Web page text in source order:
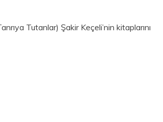
Tutanlar) Şakir Keçeli’nin kitaplarını